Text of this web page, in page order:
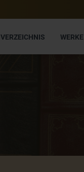
VERZEICHNIS WERKE